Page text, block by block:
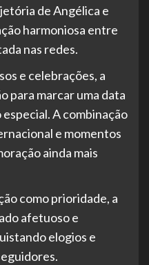
de Angélica e
harmoniosa entre
nas redes.
e celebrações, a
para marcar uma data
A combinação
e momentos
ainda mais
como prioridade, a
afetuoso e
elogios e